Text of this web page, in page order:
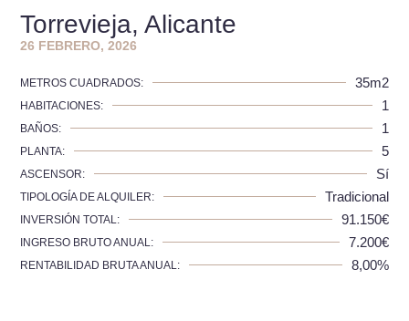
Torrevieja, Alicante
26 FEBRERO, 2026
METROS CUADRADOS: 35m2
HABITACIONES: 1
BAÑOS: 1
PLANTA: 5
ASCENSOR: Sí
TIPOLOGÍA DE ALQUILER: Tradicional
INVERSIÓN TOTAL: 91.150€
INGRESO BRUTO ANUAL: 7.200€
RENTABILIDAD BRUTA ANUAL: 8,00%